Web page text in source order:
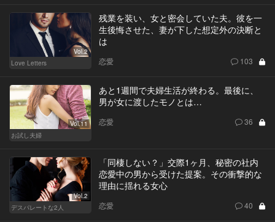
Vol.2
Love Letters
残業を装い、女と密会していた夫。彼を一
生後悔させた、妻が下した想定外の決断と
は
恋愛 103
Vol.11
お試し夫婦
あと1週間で夫婦生活が終わる。最後に、
男が女に渡したモノとは…
恋愛 36
Vol.2
デスパレートな2人
「同棲しない？」交際1ヶ月、秘密の社内
恋愛中の男から受けた提案。その衝撃的な
理由に揺れる女心
恋愛 40